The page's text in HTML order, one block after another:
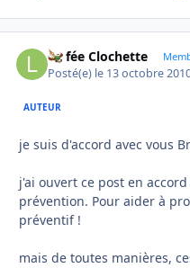
La fée Clochette
Posté(e) le 13 octobre
AUTEUR
je suis d'accord avec vous
j'ai ouvert ce post en
prévention. Pour aider à
préventif !
mais de toutes manières,